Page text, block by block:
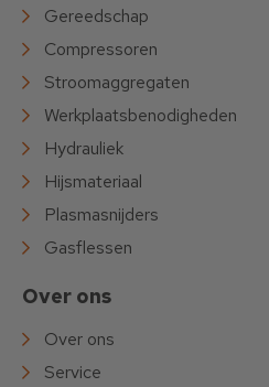
Gereedschap
Compressoren
Stroomaggregaten
Werkplaatsbenodigheden
Hydrauliek
Hijsmateriaal
Plasmasnijders
Gasflessen
Over ons
Over ons
Service